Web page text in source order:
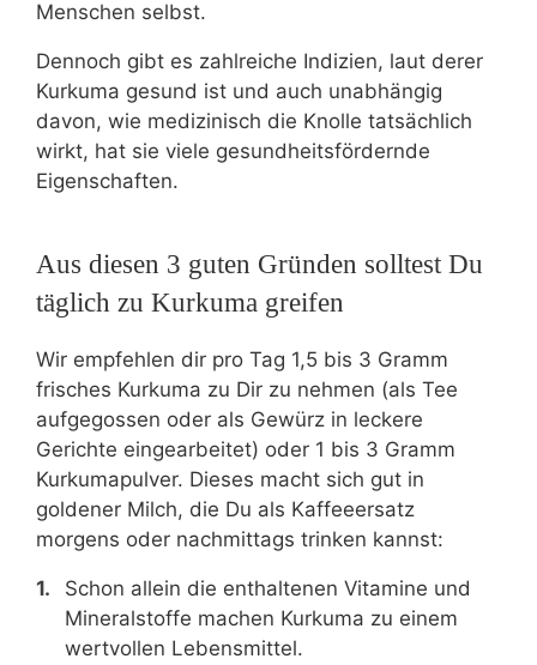
Menschen selbst.
Dennoch gibt es zahlreiche Indizien, laut derer
Kurkuma gesund ist und auch unabhängig
davon, wie medizinisch die Knolle tatsächlich
wirkt, hat sie viele gesundheitsfördernde
Eigenschaften.
Aus diesen 3 guten Gründen solltest Du
täglich zu Kurkuma greifen
Wir empfehlen dir pro Tag 1,5 bis 3 Gramm
frisches Kurkuma zu Dir zu nehmen (als Tee
aufgegossen oder als Gewürz in leckere
Gerichte eingearbeitet) oder 1 bis 3 Gramm
Kurkumapulver. Dieses macht sich gut in
goldener Milch, die Du als Kaffeeersatz
morgens oder nachmittags trinken kannst:
Schon allein die enthaltenen Vitamine und
Mineralstoffe machen Kurkuma zu einem
wertvollen Lebensmittel.